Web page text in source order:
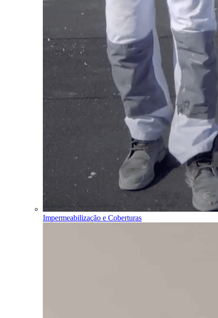
Impermeabilização e Coberturas